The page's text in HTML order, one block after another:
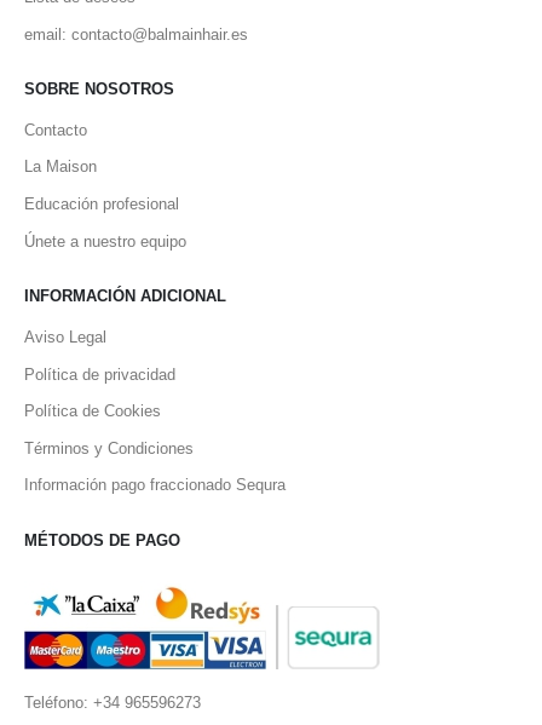
email: contacto@balmainhair.es
SOBRE NOSOTROS
Contacto
La Maison
Educación profesional
Únete a nuestro equipo
INFORMACIÓN ADICIONAL
Aviso Legal
Política de privacidad
Política de Cookies
Términos y Condiciones
Información pago fraccionado Sequra
MÉTODOS DE PAGO
Teléfono: +34 965596273